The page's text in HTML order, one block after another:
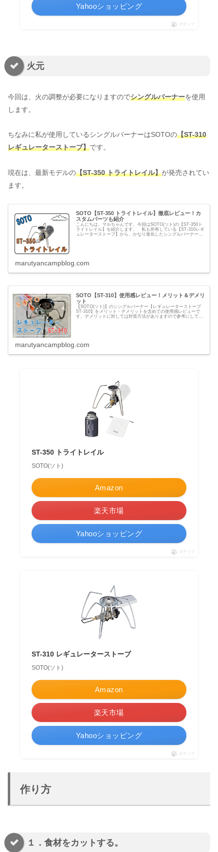
Yahooショッピング
ポチップ
火元
今回は、火の調整が必要になりますのでシングルバーナーを使用
します。
ちなみに私が使用しているシングルバーナーはSOTOの【ST-310
レギュレーターストーブ】です。
現在は、最新モデルの【ST-350 トライトレイル】が発売されてい
ます。
SOTO【ST-350 トライトレイル】徹底レビュー！カ
スタムパーツも紹介
こんにちは。マルちゃんです。今回はSOTO(ソト)の【ST-350ト
ライトレイル】を紹介します。 私も所有している【ST-310レギ
ュレーターストーブ】から、かなり進化したシングルバーナーが
marutyancampblog.com
SOTO【ST-310】使用感レビュー！メリット＆デメリ
ット
【SOTO(ソト)】のシングルバーナー【レギュレーターストーブ
ST-310】をメリット・デメリットを含めての使用感レビューで
す。デメリットに対しては対策方法がありますので参考にしてみ
marutyancampblog.com
ST-350 トライトレイル
SOTO(ソト)
Amazon
楽天市場
Yahooショッピング
ポチップ
ST-310 レギュレーターストーブ
SOTO(ソト)
Amazon
楽天市場
Yahooショッピング
ポチップ
作り方
１．食材をカットする。